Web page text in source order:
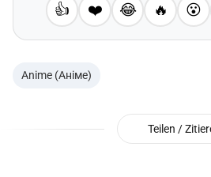
👍 ❤️ 😂 🔥 😮
Anime (Аніме)
Teilen /